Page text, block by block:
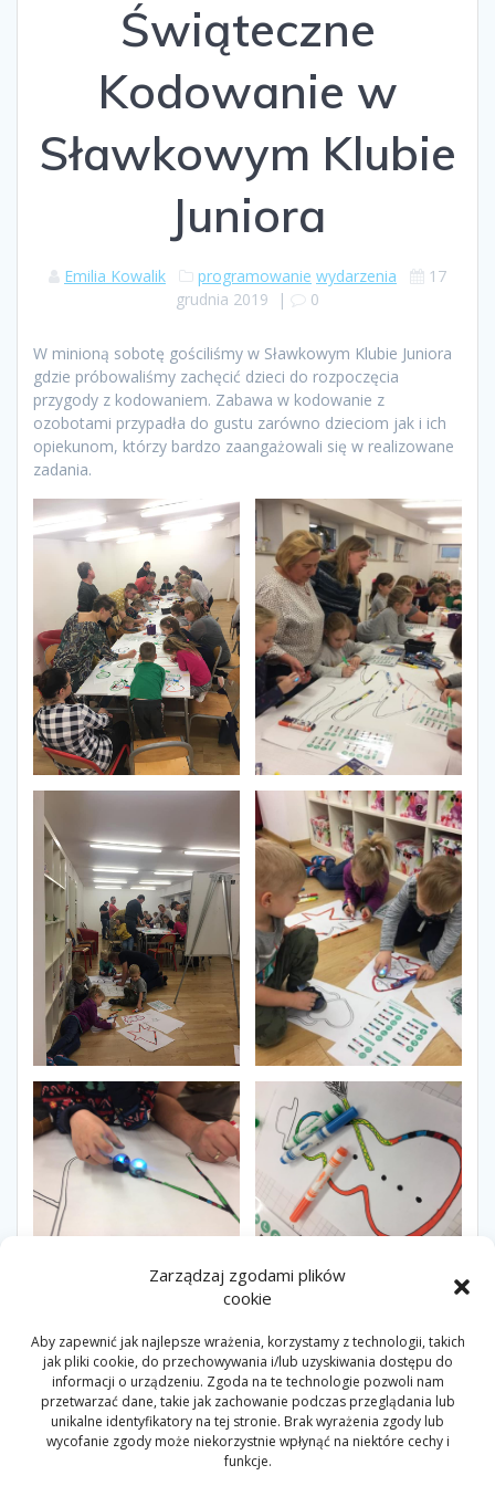
Zarządzaj zgodami plików
cookie
Aby zapewnić jak najlepsze wrażenia, korzystamy z technologii, takich
jak pliki cookie, do przechowywania i/lub uzyskiwania dostępu do
informacji o urządzeniu. Zgoda na te technologie pozwoli nam
przetwarzać dane, takie jak zachowanie podczas przeglądania lub
unikalne identyfikatory na tej stronie. Brak wyrażenia zgody lub
wycofanie zgody może niekorzystnie wpłynąć na niektóre cechy i
funkcje.
Świąteczne
Kodowanie w
Sławkowym Klubie
Juniora
Emilia Kowalik programowanie wydarzenia
17
grudnia 2019 | 0
W minioną sobotę gościliśmy w Sławkowym Klubie Juniora
gdzie próbowaliśmy zachęcić dzieci do rozpoczęcia
przygody z kodowaniem. Zabawa w kodowanie z
ozobotami przypadła do gustu zarówno dzieciom jak i ich
opiekunom, którzy bardzo zaangażowali się w realizowane
zadania.
Nawigacja
wpisu
Poprzedni:Poprzedni
wpis:
Świąteczne
kodowanie w
Sławkowym Klubie
Juniora – zaproszenie
Następny:Następny
wpis:
Logiczny
czwartek 19.12.2019